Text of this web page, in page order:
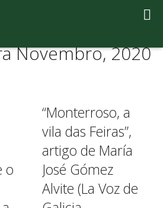
Novembro, 2020
o
“Monterroso, a
vila das Feiras”,
artigo de María
José Gómez
Alvite (La Voz de